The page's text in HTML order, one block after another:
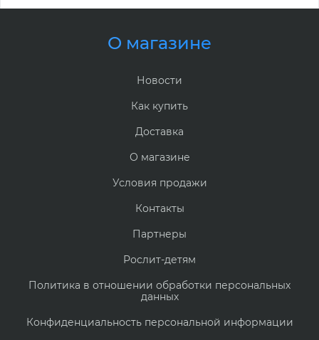
О магазине
Новости
Как купить
Доставка
О магазине
Условия продажи
Контакты
Партнеры
Рослит-детям
Политика в отношении обработки персональных
данных
Конфиденциальность персональной информации